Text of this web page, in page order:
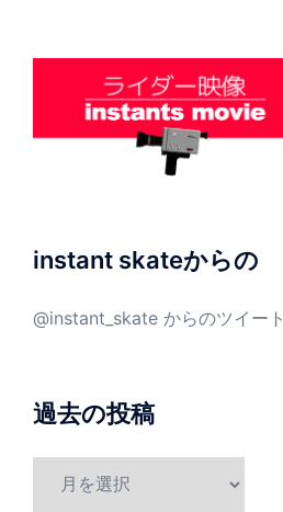
instant skateからの
@instant_skate からのツイート
過去の投稿